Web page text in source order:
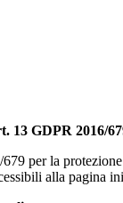
GDPR 2016/
per la
alla